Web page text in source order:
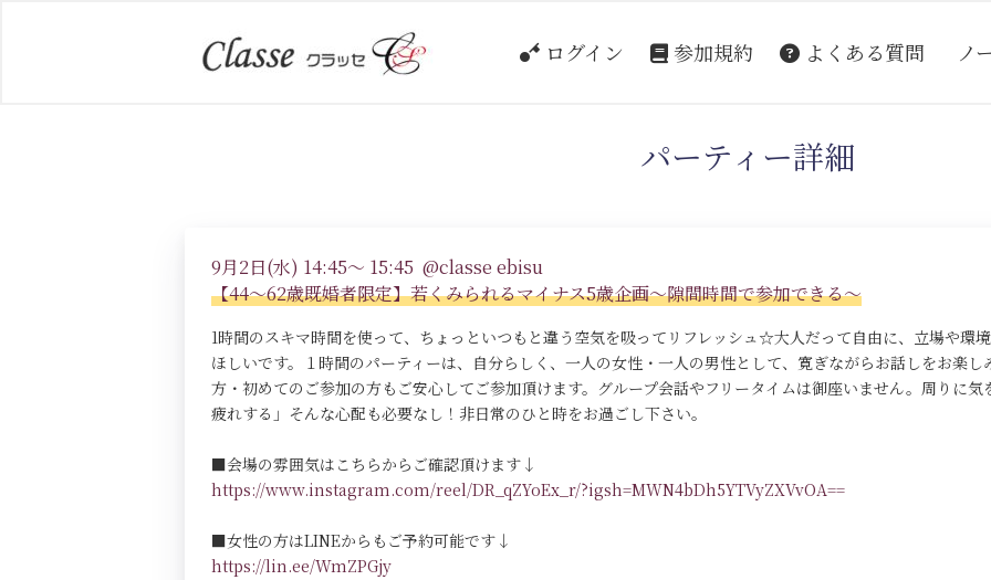
ログイン 参加規約 よくある質問 ノ
パーティー詳細
9月2日(水) 14:45～ 15:45 @classe ebisu
【44～62歳既婚者限定】若くみられるマイナス5歳企画～隙間時間で参加できる～
1時間のスキマ時間を使って、ちょっといつもと違う空気を吸ってリフレッシュ☆大人だって自由に、立場や環
ほしいです。１時間のパーティーは、自分らしく、一人の女性・一人の男性として、寛ぎながらお話しをお楽
方・初めてのご参加の方もご安心してご参加頂けます。グループ会話やフリータイムは御座いません。周りに
疲れする」そんな心配も必要なし！非日常のひと時をお過ごし下さい。
■会場の雰囲気はこちらからご確認頂けます↓
https://www.instagram.com/reel/DR_qZYoEx_r/?igsh=MWN4bDh5YTVyZXVvOA==
■女性の方はLINEからもご予約可能です↓
https://lin.ee/WmZPGjy